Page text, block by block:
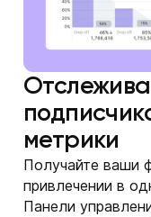
метрики
Получайте ваши
привлечении в
Панели